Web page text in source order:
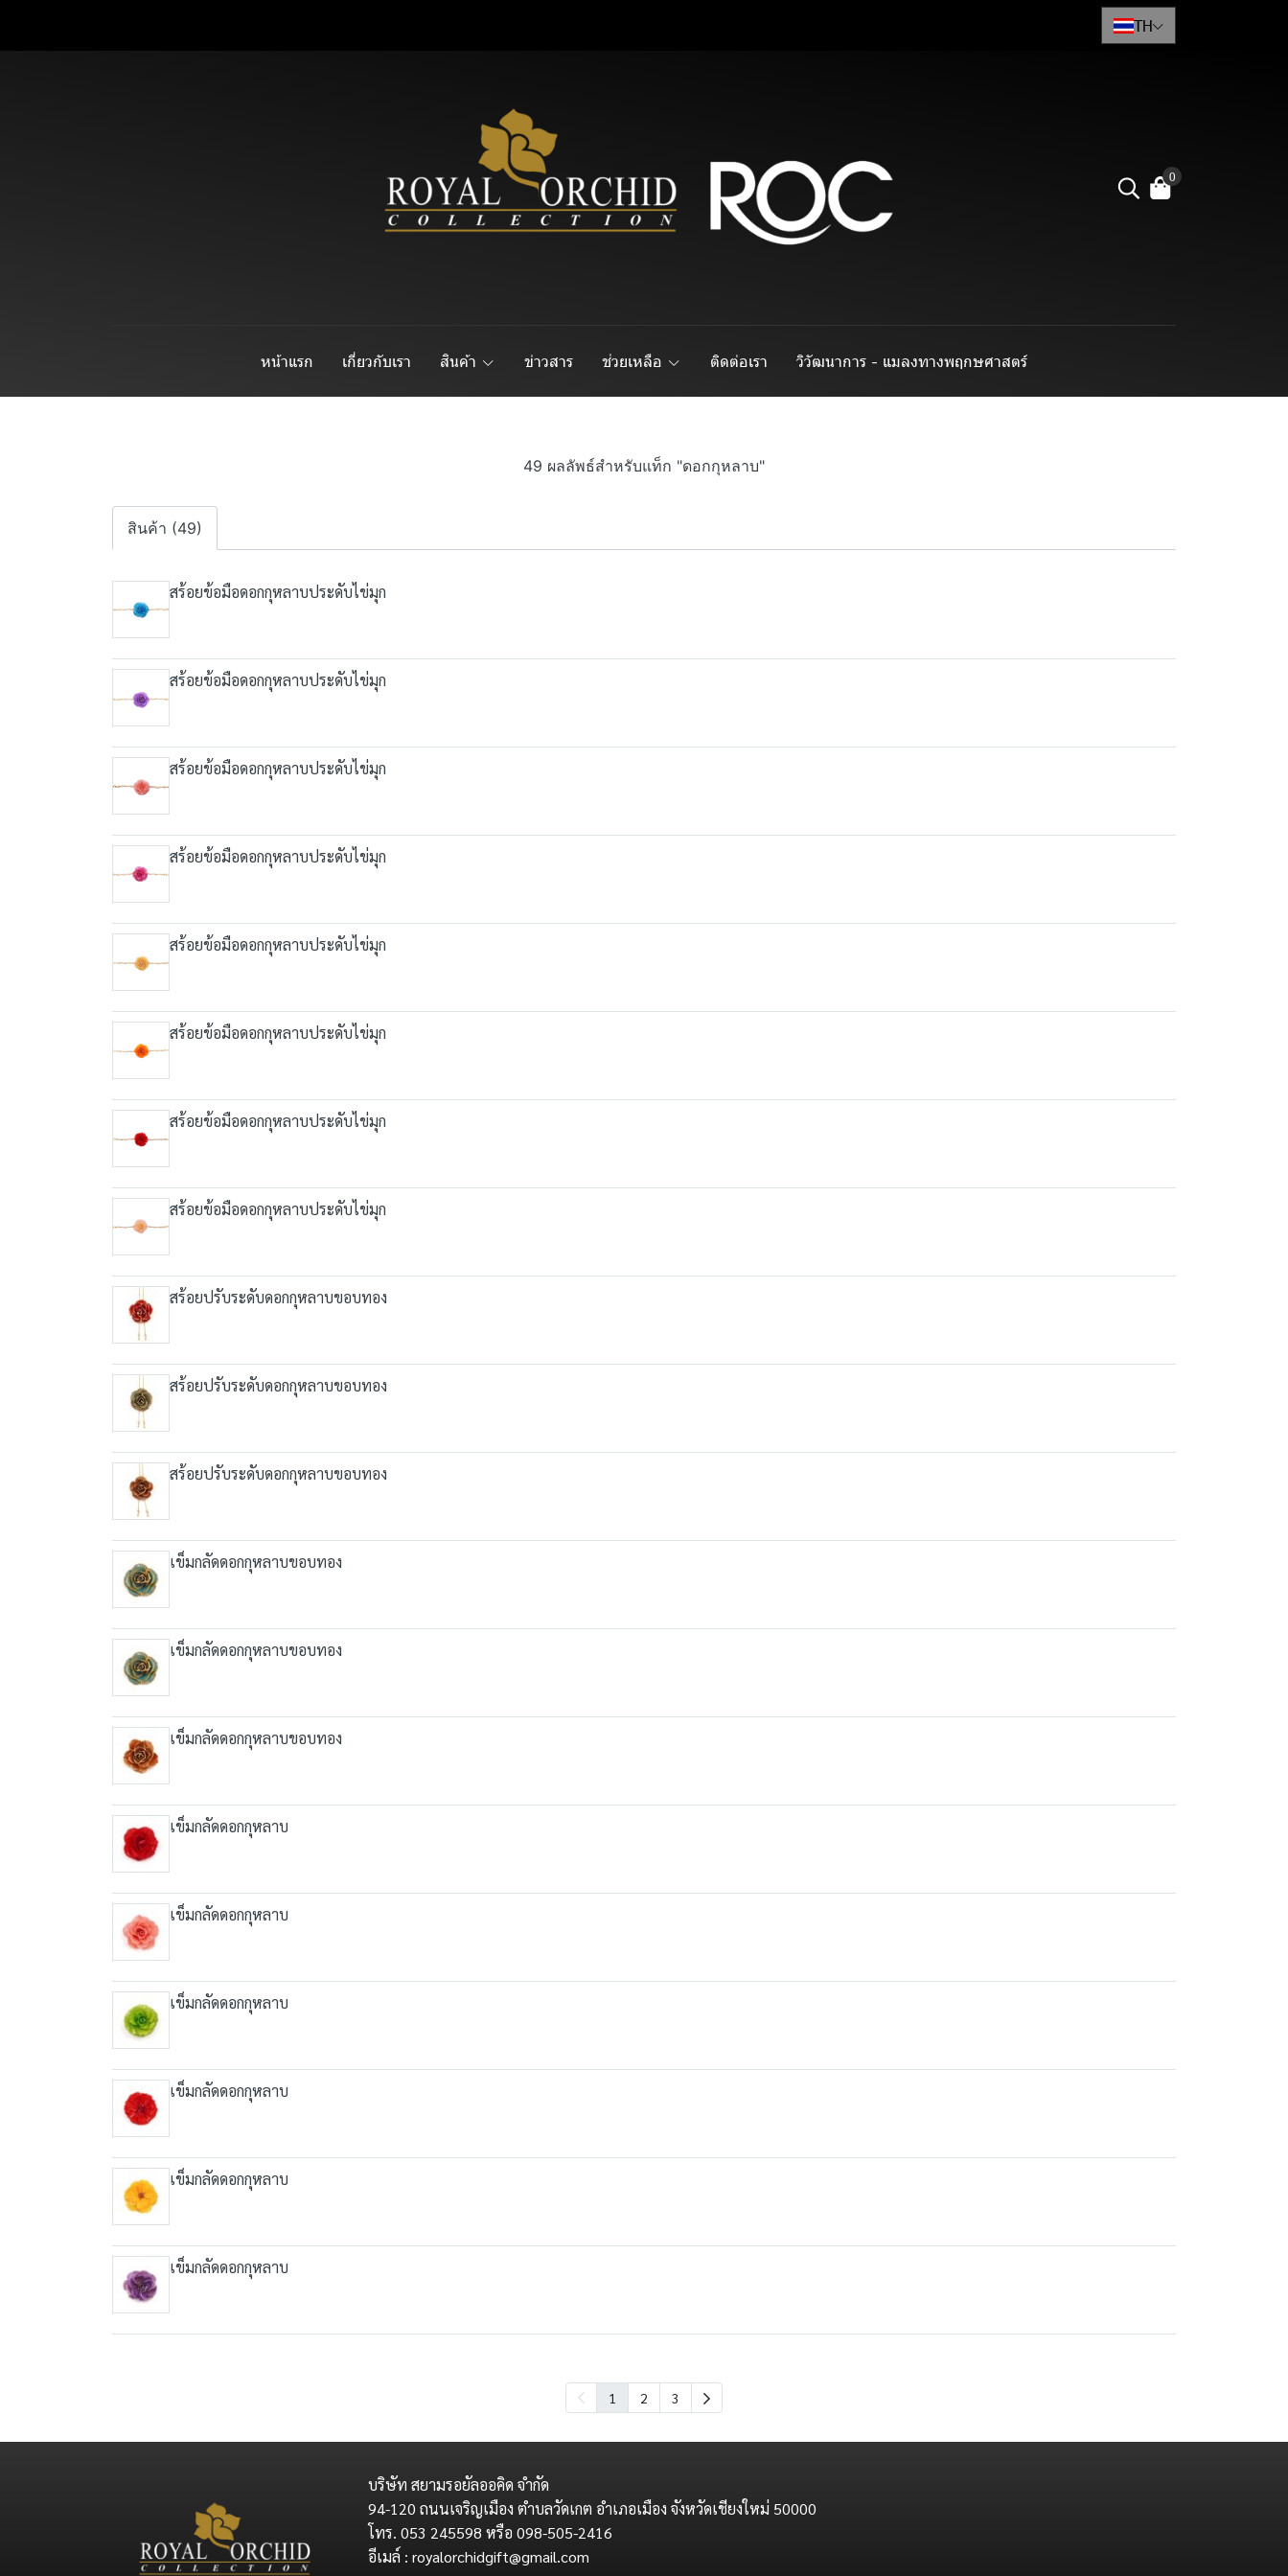
TH
0
หน้าแรก เกี่ยวกับเรา สินค้า ข่าวสาร ช่วยเหลือ ติดต่อเรา วิวัฒนาการ - แมลงทางพฤกษศาสตร์
49 ผลลัพธ์สำหรับแท็ก "ดอกกุหลาบ"
สินค้า (49)
สร้อยข้อมือดอกกุหลาบประดับไข่มุก
สร้อยข้อมือดอกกุหลาบประดับไข่มุก
สร้อยข้อมือดอกกุหลาบประดับไข่มุก
สร้อยข้อมือดอกกุหลาบประดับไข่มุก
สร้อยข้อมือดอกกุหลาบประดับไข่มุก
สร้อยข้อมือดอกกุหลาบประดับไข่มุก
สร้อยข้อมือดอกกุหลาบประดับไข่มุก
สร้อยข้อมือดอกกุหลาบประดับไข่มุก
สร้อยปรับระดับดอกกุหลาบขอบทอง
สร้อยปรับระดับดอกกุหลาบขอบทอง
สร้อยปรับระดับดอกกุหลาบขอบทอง
เข็มกลัดดอกกุหลาบขอบทอง
เข็มกลัดดอกกุหลาบขอบทอง
เข็มกลัดดอกกุหลาบขอบทอง
เข็มกลัดดอกกุหลาบ
เข็มกลัดดอกกุหลาบ
เข็มกลัดดอกกุหลาบ
เข็มกลัดดอกกุหลาบ
เข็มกลัดดอกกุหลาบ
เข็มกลัดดอกกุหลาบ
1 2 3
บริษัท สยามรอยัลออคิด จำกัด
94-120 ถนนเจริญเมือง ตำบลวัดเกต อำเภอเมือง จังหวัดเชียงใหม่ 50000
โทร. 053 245598 หรือ 098-505-2416
อีเมล์ : royalorchidgift@gmail.com